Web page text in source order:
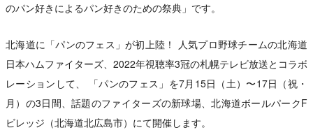
のパン好きによるパン好きのための祭典」です。
北海道に「パンのフェス」が初上陸！ 人気プロ野球チームの北海道
日本ハムファイターズ、2022年視聴率3冠の札幌テレビ放送とコラボ
レーションして、 「パンのフェス」を7⽉15⽇（⼟）〜17⽇（祝・
⽉）の3⽇間、話題のファイターズの新球場、北海道ボールパークF
ビレッジ（北海道北広島市）にて開催します。